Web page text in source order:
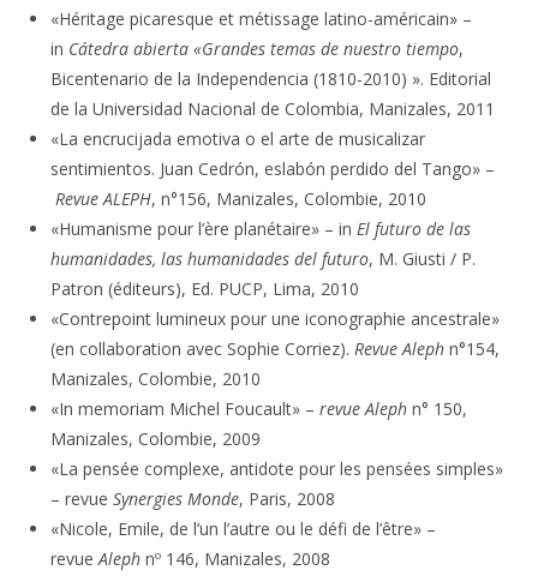
«Héritage picaresque et métissage latino-américain» –
in Cátedra abierta «Grandes temas de nuestro tiempo,
Bicentenario de la Independencia (1810-2010) ». Editorial
de la Universidad Nacional de Colombia, Manizales, 2011
«La encrucijada emotiva o el arte de musicalizar
sentimientos. Juan Cedrón, eslabón perdido del Tango» –
Revue ALEPH, n°156, Manizales, Colombie, 2010
«Humanisme pour l’ère planétaire» – inEl futuro de las
humanidades, las humanidades del futuro, M. Giusti / P.
Patron (éditeurs), Ed. PUCP, Lima, 2010
«Contrepoint lumineux pour une iconographie ancestrale»
(en collaboration avec Sophie Corriez).Revue Aleph n°154,
Manizales, Colombie, 2010
«In memoriam Michel Foucault» –revue Aleph n° 150,
Manizales, Colombie, 2009
«La pensée complexe, antidote pour les pensées simples»
– revueSynergies Monde, Paris, 2008
«Nicole, Emile, de l’un l’autre ou le défi de l’être» –
revueAleph nº 146, Manizales, 2008